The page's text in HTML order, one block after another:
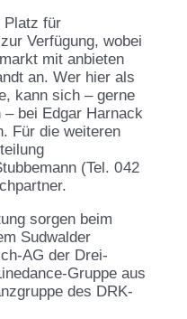
Platz für
Verfügung, wobei
mit anbieten
an. Wer hier als
kann sich – gerne
bei Edgar Harnack
Für die weiteren
(Tel. 0 42
sorgen beim
Sudwalder
AG der Drei-
Gruppe aus
des DRK-